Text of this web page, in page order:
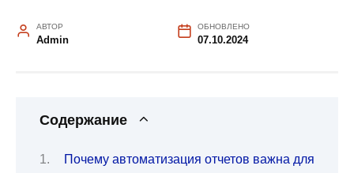
АВТОР
Admin
ОБНОВЛЕНО
07.10.2024
Содержание
Почему автоматизация отчетов важна для